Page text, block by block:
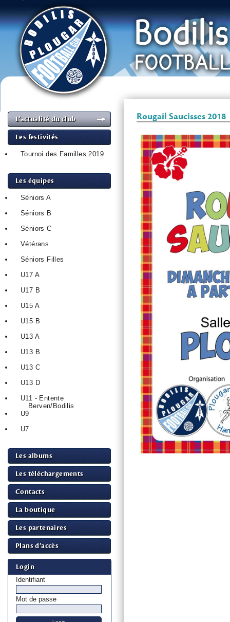
L’actualité du club
Les festivités
Tournoi des Familles 2019
Les équipes
Séniors A
Séniors B
Séniors C
Vétérans
Séniors Filles
U17 A
U17 B
U15 A
U15 B
U13 A
U13 B
U13 C
U13 D
U11 - Entente
Berven/Bodilis
U9
U7
Les albums
Les téléchargements
Contacts
La boutique
Les partenaires
Plans d’accès
Login
Identifiant
Mot de passe
Rougail Saucisses 2018